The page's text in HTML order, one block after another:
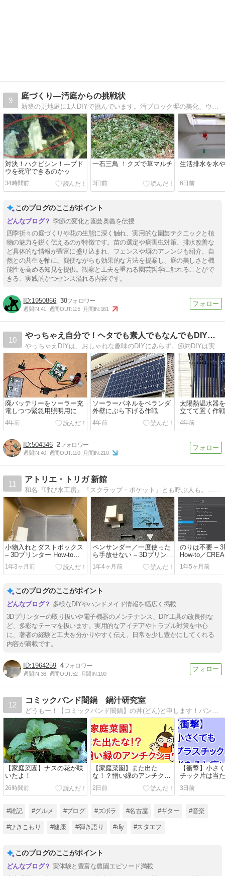
9
庭づくり―汚庭からの挑戦状
対決！ハクビシン！―ブド
ウを死守できるのかッ
34時間前
一石三鳥 ！クズで草マルチ
3日前
生活排水を水
6日前
このブログのここがポイント
季節の変化と園芸奥義を伝授
四季折々の庭づくりや花の生態に深く触れ、実用的な園芸テクニックと植
物の魅力を鋭く伝えるのが特徴です。苗の選定や病害虫対策、排水改善な
ど具体的な情報が豊富に盛り込まれ、フェンスや塀のアレンジも紹介。自
然との共生を軸に、簡便ながらも効果的な方法を提案し、庭の美しさと機
能性を高める知見を提供。観察と工夫を重ねる園芸哲学に触れることがで
きる、実践的かつセンス溢れる内容です。
1950866 30
週間IN:41 週間OUT:115 月間IN:161
10
やっちゃえ自分で！ヘタでも素人でもなんでもDIYブログ
廃バッテリーをソーラー充
電しつつ緊急用照明用に
4年前
ソーラーパネルをベランダ
外壁にぶら下げる作戦
4年前
太陽熱温水器
立てて置く作戦
4年前
504346 2
週間IN:40 週間OUT:110 月間IN:210
11
アトリエ・トリガ 新館
小物入れとダストボックス
– 3Dプリンター How-to／
CREALITY K1
1年3ヶ月前
ペンサンダー／一度使った
ら手放せない – 3Dプリンタ
ー How-to／CREALITY K1
1年4ヶ月前
のりは不要 –
How-to／
1年5ヶ月前
このブログのここがポイント
多様なDIYやハンドメイド情報を幅広く掲載
3Dプリンターの取り扱いや電子機器のメンテナンス、DIY工具の改良例な
ど、多彩なテーマを扱います。実用的なアイデアやトラブル対策を中心
に、著者の経験と工夫を分かりやすく伝え、日常を少し豊かにしてくれる
内容が満載です。
1964259 4
週間IN:36 週間OUT:52 月間IN:100
12
コミックバンド闇鍋 鍋汁研究室
どうもー！【コミックバンド闇鍋】の丼(どん)と申します！バンド活動休止中の引きこもりが、NK＆脳細胞活性化のために日々ジタバタする様を垂れ流しているブログです！あ、ブログ内の謎イラストも自分で描いてます☆よろしくお願いいたします！
【家庭菜園】ナスの花が咲
いたよ！
26時間前
【家庭菜園】また出た
な！？憎い緑のアンチクシ
ョウ！
2日前
【衝撃】小さ
チック片は当
3日前
#雑記 #グルメ #ブログ #ズボラ #名古屋 #ギター #音楽
#ひきこもり #健康 #弾き語り #diy #スタエフ
このブログのここがポイント
実体験と豊富な農園エピソード満載